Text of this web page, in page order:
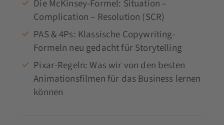
Die McKinsey-Formel: Situation –
Complication – Resolution (SCR)
PAS & 4Ps: Klassische Copywriting-
Formeln neu gedacht für Storytelling
Pixar-Regeln: Was wir von den besten
Animationsfilmen für das Business lernen
können